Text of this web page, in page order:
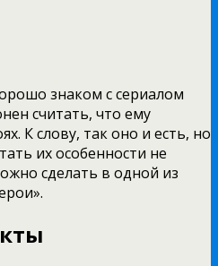
знаком с сериалом
считать, что ему
К слову, так оно и есть, но
их особенности не
сделать в одной из